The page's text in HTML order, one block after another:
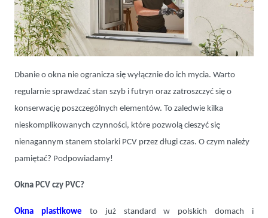
Dbanie o okna nie ogranicza się wyłącznie do ich mycia. Warto
regularnie sprawdzać stan szyb i futryn oraz zatroszczyć się o
konserwację poszczególnych elementów. To zaledwie kilka
nieskomplikowanych czynności, które pozwolą cieszyć się
nienagannym stanem stolarki PCV przez długi czas. O czym należy
pamiętać? Podpowiadamy!
Okna PCV czy PVC?
Okna plastikowe to już standard w polskich domach i